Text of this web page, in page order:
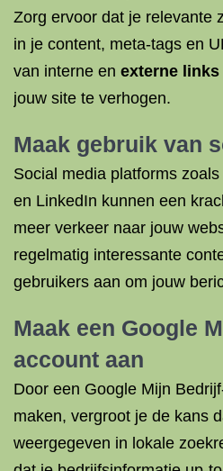
Zorg ervoor dat je relevante
in je content, meta-tags en
van interne en externe links
jouw site te verhogen.
Maak gebruik van
Social media platforms
en LinkedIn kunnen een
meer verkeer naar jouw
regelmatig interessante
gebruikers aan om jouw
Maak een Google
account aan
Door een Google Mijn
maken, vergroot je de kans
weergegeven in lokale